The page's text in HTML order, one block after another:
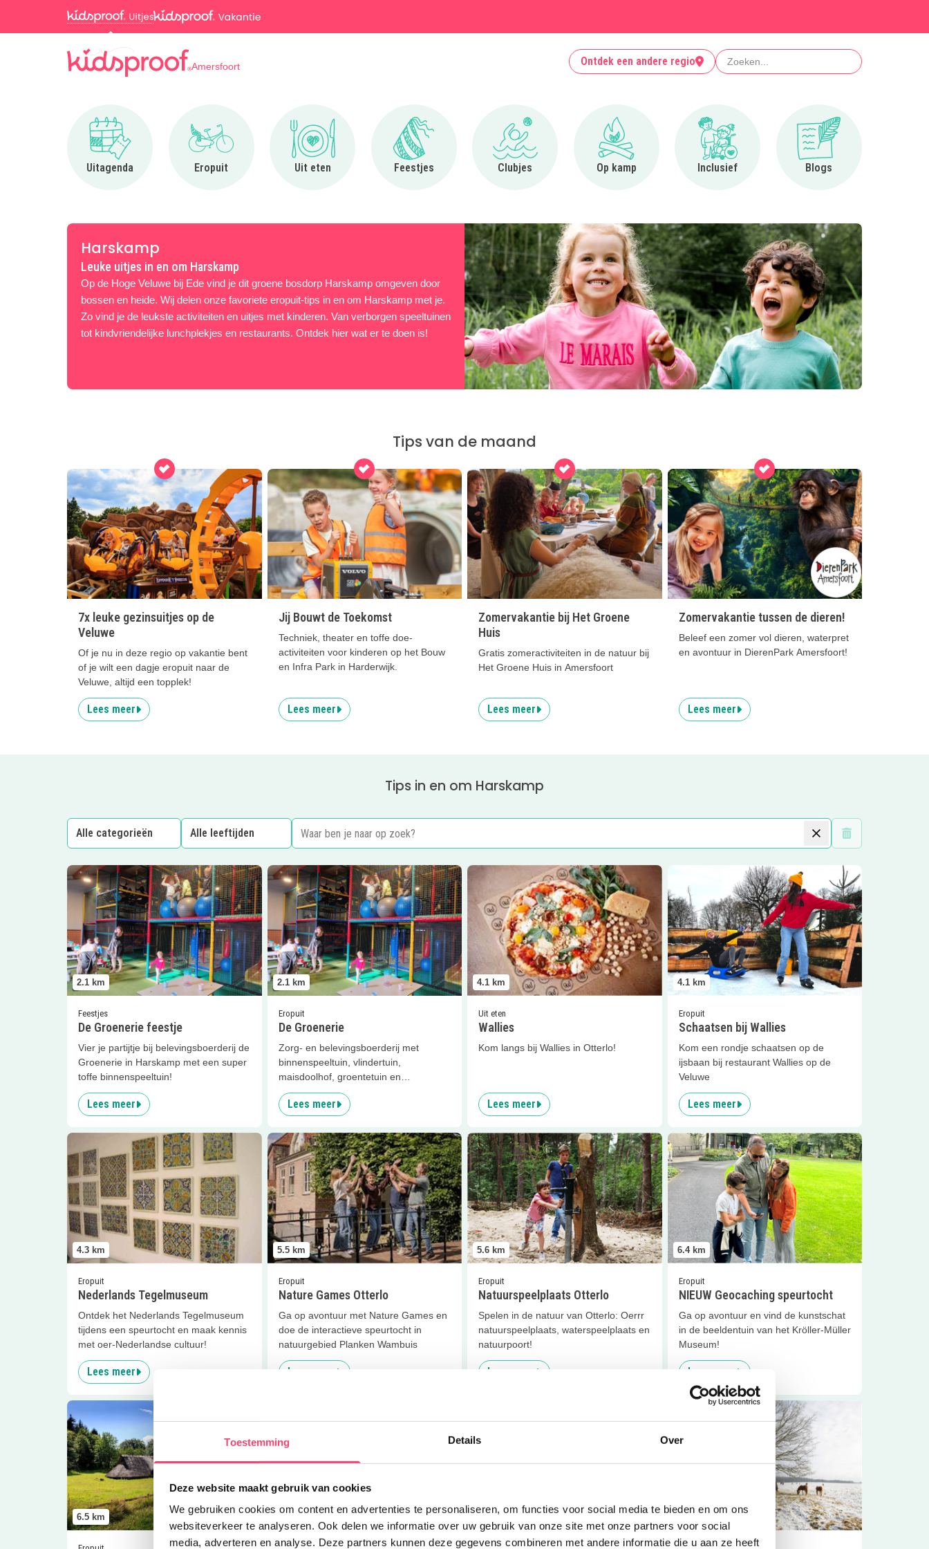
Toestemming Details Over
Deze website maakt gebruik van cookies
We gebruiken cookies om content en advertenties te personaliseren, om functies voor social media te bieden en om ons
websiteverkeer te analyseren. Ook delen we informatie over uw gebruik van onze site met onze partners voor social
media, adverteren en analyse. Deze partners kunnen deze gegevens combineren met andere informatie die u aan ze heeft
Amersfoort Ontdek een andere regio Zoeken
Uitagenda
Ga naar Uitagenda
Eropuit
Ga naar Eropuit
Uit eten
Ga naar Uit eten
Feestjes
Ga naar Feestjes
Clubjes
Ga naar Clubjes
Op kamp
Ga naar Op kamp
Inclusief
Ga naar Inclusief
Blogs
Ga naar Blogs
Harskamp
Leuke uitjes in en om Harskamp
Op de Hoge Veluwe bij Ede vind je dit groene bosdorp Harskamp omgeven door
bossen en heide. Wij delen onze favoriete eropuit-tips in en om Harskamp met je.
Zo vind je de leukste activiteiten en uitjes met kinderen. Van verborgen speeltuinen
tot kindvriendelijke lunchplekjes en restaurants. Ontdek hier wat er te doen is!
Tips van de maand
7x leuke gezinsuitjes op de
Veluwe
Of je nu in deze regio op vakantie bent
of je wilt een dagje eropuit naar de
Veluwe, altijd een topplek!
Lees meer
Jij Bouwt de Toekomst
Techniek, theater en toffe doe-
activiteiten voor kinderen op het Bouw
en Infra Park in Harderwijk.
Lees meer
Zomervakantie bij Het Groene
Huis
Gratis zomeractiviteiten in de natuur bij
Het Groene Huis in Amersfoort
Lees meer
Zomervakantie tussen de dieren!
Beleef een zomer vol dieren, waterpret
en avontuur in DierenPark Amersfoort!
Lees meer
Tips in en om Harskamp
Wis filters
2.1 km
Feestjes
De Groenerie feestje
Vier je partijtje bij belevingsboerderij de
Groenerie in Harskamp met een super
toffe binnenspeeltuin!
Lees meer
Lees meer De Groenerie feestje
2.1 km
Eropuit
De Groenerie
Zorg- en belevingsboerderij met
binnenspeeltuin, vlindertuin,
maisdoolhof, groentetuin en
forelvisvijver!
Lees meer
Lees meer De Groenerie
4.1 km
Uit eten
Wallies
Kom langs bij Wallies in Otterlo!
Lees meer
Lees meer Wallies
4.1 km
Eropuit
Schaatsen bij Wallies
Kom een rondje schaatsen op de
ijsbaan bij restaurant Wallies op de
Veluwe
Lees meer
Schaatsen bij Wallies
4.3 km
Eropuit
Nederlands Tegelmuseum
Ontdek het Nederlands Tegelmuseum
tijdens een speurtocht en maak kennis
met oer-Nederlandse cultuur!
Lees meer
Lees meer Nederlands Tegelmuseum
5.5 km
Eropuit
Nature Games Otterlo
Ga op avontuur met Nature Games en
doe de interactieve speurtocht in
natuurgebied Planken Wambuis
Lees meer
Lees meer Nature Games Otterlo
5.6 km
Eropuit
Natuurspeelplaats Otterlo
Spelen in de natuur van Otterlo: Oerrr
natuurspeelplaats, waterspeelplaats en
natuurpoort!
Lees meer
Lees meer Natuurspeelplaats Otterlo
6.4 km
Eropuit
NIEUW Geocaching speurtocht
Ga op avontuur en vind de kunstschat
in de beeldentuin van het Kröller-Müller
Museum!
Lees meer
Lees meer NIEUW Geocaching speurtocht
6.5 km
Lees meer Celtic Fields
km
Lees meer De Mossel